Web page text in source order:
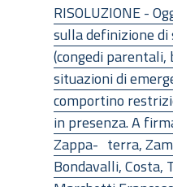
RISOLUZIONE -
sulla definizione
(congedi
situazioni di
comportino
in presenza. A
Zappa- terra,
Bondavalli, Costa,